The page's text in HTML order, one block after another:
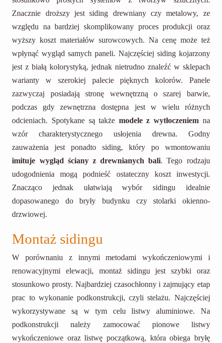
Znacznie droższy jest siding drewniany czy metalowy, ze
względu na bardziej skomplikowany proces produkcji oraz
wyższy koszt materiałów surowcowych. Na cenę może też
wpłynąć wygląd samych paneli. Najczęściej siding kojarzony
jest z białą kolorystyką, jednak nietrudno znaleźć w sklepach
warianty w szerokiej palecie pięknych kolorów. Panele
zazwyczaj posiadają stronę wewnętrzną o szarej barwie,
podczas gdy zewnętrzna dostępna jest w wielu różnych
odcieniach. Spotykane są także modele z wytłoczeniemna
wzór charakterystycznego usłojenia drewna. Godny
zauważenia jest ponadto siding, który po wmontowaniu
imituje wygląd ściany z drewnianych bali. Tego rodzaju
udogodnienia mogą podnieść ostateczny koszt inwestycji.
Znacząco jednak ułatwiają wybór sidingu idealnie
dopasowanego do bryły budynku czy stolarki okienno-
drzwiowej.
Montaż sidingu
W porównaniu z innymi metodami wykończeniowymi i
renowacyjnymi elewacji, montaż sidingu jest szybki oraz
stosunkowo prosty. Najbardziej czasochłonny i zajmujący etap
prac to wykonanie podkonstrukcji, czyli stelażu. Najczęściej
wykorzystywane są w tym celu listwy aluminiowe. Na
podkonstrukcji należy zamocować pionowe listwy
wykończeniowe oraz listwę początkową, która obiega bryłę